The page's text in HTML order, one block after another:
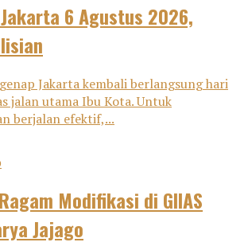
6 Agustus 2026,
Jakarta kembali berlangsung hari
jalan utama Ibu Kota. Untuk
berjalan efektif,...
Modifikasi di GIIAS
Jajago